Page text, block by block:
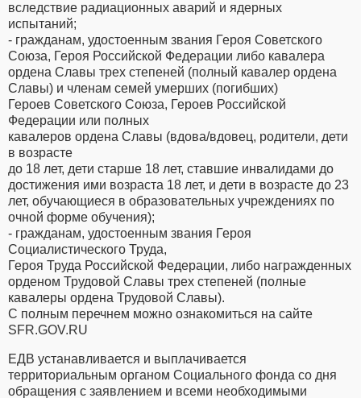
вследствие радиационных аварий и ядерных
испытаний;
- гражданам, удостоенным звания Героя Советского
Союза, Героя Российской Федерации либо кавалера
ордена Славы трех степеней (полный кавалер ордена
Славы) и членам семей умерших (погибших)
Героев Советского Союза, Героев Российской
Федерации или полных
кавалеров ордена Славы (вдова/вдовец, родители, дети
в возрасте
до 18 лет, дети старше 18 лет, ставшие инвалидами до
достижения ими возраста 18 лет, и дети в возрасте до 23
лет, обучающиеся в образовательных учреждениях по
очной форме обучения);
- гражданам, удостоенным звания Героя
Социалистического Труда,
Героя Труда Российской Федерации, либо награжденных
орденом Трудовой Славы трех степеней (полные
кавалеры ордена Трудовой Славы).
С полным перечнем можно ознакомиться на сайте
SFR.GOV.RU
ЕДВ устанавливается и выплачивается
территориальным органом Социального фонда со дня
обращения с заявлением и всеми необходимыми